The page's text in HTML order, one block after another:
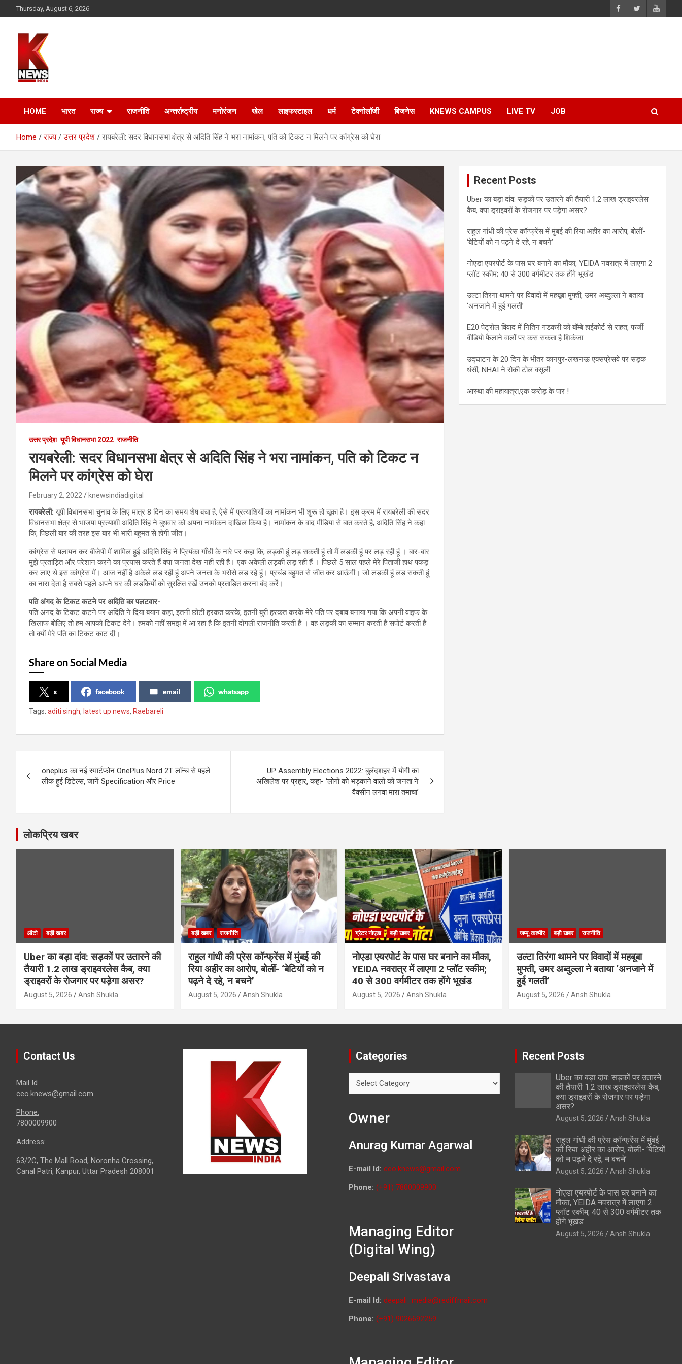
to
Thursday, August 6, 2026
HOME भारत राज्य राजनीति अन्तर्राष्ट्रीय मनोरंजन खेल लाइफस्टाइल धर्म टेक्नोलॉजी बिजनेस KNEWS CAMPUS LIVE TV JOB
Home राज्य उत्तर प्रदेश रायबरेली: सदर विधानसभा क्षेत्र से अदिति सिंह ने भरा नामांकन, पति को टिकट न मिलने पर कांग्रेस को घेरा
उत्तर प्रदेश यूपी विधानसभा 2022 राजनीति
रायबरेली: सदर विधानसभा क्षेत्र से अदिति सिंह ने भरा नामांकन, पति को टिकट न
मिलने पर कांग्रेस को घेरा
February 2, 2022 knewsindiadigital
रायबरेली: यूपी विधानसभा चुनाव के लिए मात्र 8 दिन का समय शेष बचा है, ऐसे में प्रत्याशियों का नामांकन भी शुरू हो चूका है। इस क्रम में रायबरेली की सदर
विधानसभा क्षेत्र से भाजपा प्रत्याशी अदिति सिंह ने बुधवार को अपना नामांकन दाखिल किया है। नामांकन के बाद मीडिया से बात करते है, अदिति सिंह ने कहा
कि, पिछली बार की तरह इस बार भी भारी बहुमत से होगी जीत।
कांग्रेस से पलायन कर बीजेपी में शामिल हुई अदिति सिंह ने प्रियंका गाँधी के नारे पर कहा कि, लड़की हूं लड़ सकती हूं तो मैं लड़की हूं पर लड़ रही हूं । बार-बार
मुझे प्रताड़ित और परेशान करने का प्रयास करते हैं क्या जनता देख नहीं रही है। एक अकेली लड़की लड़ रही हैं । पिछले 5 साल पहले मेरे पिताजी हाथ पकड़
कर लाए थे इस कांग्रेस में। आज नहीं है अकेले लड़ रही हूं अपने जनता के भरोसे लड़ रहे हूं। प्रचंड बहुमत से जीत कर आऊंगी। जो लड़की हूं लड़ सकती हूं
का नारा देता है सबसे पहले अपने घर की लड़कियों को सुरक्षित रखें उनको प्रताड़ित करना बंद करें।
पति अंगद के टिकट कटने पर अदिति का पलटवार-
पति अंगद के टिकट कटने पर अदिति ने दिया बयान कहा, इतनी छोटी हरकत करके, इतनी बुरी हरकत करके मेरे पति पर दबाव बनाया गया कि अपनी वाइफ के
खिलाफ बोलिए तो हम आपको टिकट देगे। हमको नहीं समझ में आ रहा है कि इतनी दोगली राजनीति करती हैं । वह लड़की का सम्मान करती है सपोर्ट करती है
तो क्यों मेरे पति का टिकट काट दी।
Share on Social Media
x facebook email whatsapp
Tags: aditi singh, latest up news, Raebareli
navigation
oneplus का नई स्मार्टफोन OnePlus Nord 2T लॉन्च से पहले
लीक हुई डिटेल्स, जानें Specification और Price
UP Assembly Elections 2022: बुलंदशहर में योगी का
अखिलेश पर प्रहार, कहा- ‘लोगों को भड़काने वालो को जनता ने
वैक्सीन लगवा मारा तमाचा’
Recent Posts
Uber का बड़ा दांव: सड़कों पर उतारने की तैयारी 1.2 लाख ड्राइवरलेस
कैब, क्या ड्राइवरों के रोजगार पर पड़ेगा असर?
राहुल गांधी की प्रेस कॉन्फ्रेंस में मुंबई की रिया अहीर का आरोप, बोलीं-
‘बेटियों को न पढ़ने दे रहे, न बचने’
नोएडा एयरपोर्ट के पास घर बनाने का मौका, YEIDA नवरात्र में लाएगा 2
प्लॉट स्कीम; 40 से 300 वर्गमीटर तक होंगे भूखंड
उल्टा तिरंगा थामने पर विवादों में महबूबा मुफ्ती, उमर अब्दुल्ला ने बताया
‘अनजाने में हुई गलती’
E20 पेट्रोल विवाद में नितिन गडकरी को बॉम्बे हाईकोर्ट से राहत, फर्जी
वीडियो फैलाने वालों पर कस सकता है शिकंजा
उद्घाटन के 20 दिन के भीतर कानपुर-लखनऊ एक्सप्रेसवे पर सड़क
धंसी, NHAI ने रोकी टोल वसूली
आस्था की महायात्रा,एक करोड़ के पार !
लोकप्रिय खबर
ऑटो बड़ी खबर
Uber का बड़ा दांव: सड़कों पर उतारने की
तैयारी 1.2 लाख ड्राइवरलेस कैब, क्या
ड्राइवरों के रोजगार पर पड़ेगा असर?
August 5, 2026 Ansh Shukla
बड़ी खबर राजनीति
राहुल गांधी की प्रेस कॉन्फ्रेंस में मुंबई की
रिया अहीर का आरोप, बोलीं- ‘बेटियों को न
पढ़ने दे रहे, न बचने’
August 5, 2026 Ansh Shukla
ग्रेटर नोएडा बड़ी खबर
नोएडा एयरपोर्ट के पास घर बनाने का मौका,
YEIDA नवरात्र में लाएगा 2 प्लॉट स्कीम;
40 से 300 वर्गमीटर तक होंगे भूखंड
August 5, 2026 Ansh Shukla
जम्मू-कश्मीर बड़ी खबर राजनीति
उल्टा तिरंगा थामने पर विवादों में महबूबा
मुफ्ती, उमर अब्दुल्ला ने बताया ‘अनजाने में
हुई गलती’
August 5, 2026 Ansh Shukla
Contact Us
Mail Id
ceo.knews@gmail.com
Phone:
7800009900
Address:
63/2C, The Mall Road, Noronha Crossing,
Canal Patri, Kanpur, Uttar Pradesh 208001
Categories
Owner
Anurag Kumar Agarwal
E-mail Id: ceo.knews@gmail.com
Phone: (+91) 7800009900
Managing Editor
(Digital Wing)
Deepali Srivastava
E-mail Id: deepali_media@rediffmail.com
Phone: (+91) 9026692259
Recent Posts
Uber का बड़ा दांव: सड़कों पर उतारने
की तैयारी 1.2 लाख ड्राइवरलेस कैब,
क्या ड्राइवरों के रोजगार पर पड़ेगा
असर?
August 5, 2026 Ansh Shukla
राहुल गांधी की प्रेस कॉन्फ्रेंस में मुंबई
की रिया अहीर का आरोप, बोलीं- ‘बेटियों
को न पढ़ने दे रहे, न बचने’
August 5, 2026 Ansh Shukla
नोएडा एयरपोर्ट के पास घर बनाने का
मौका, YEIDA नवरात्र में लाएगा 2
प्लॉट स्कीम; 40 से 300 वर्गमीटर तक
होंगे भूखंड
August 5, 2026 Ansh Shukla